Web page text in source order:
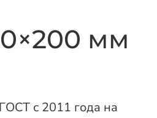
мм
с 2011 года на